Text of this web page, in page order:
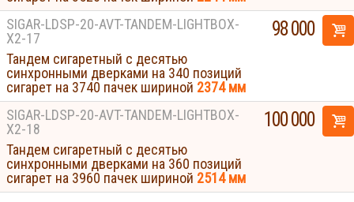
SIGAR-LDSP-20-AVT-TANDEM-LIGHTBOX-
Х2-17
Тандем сигаретный с десятью
синхронными дверками на 340 позиций
сигарет на 3740 пачек шириной 2374 мм
98 000
SIGAR-LDSP-20-AVT-TANDEM-LIGHTBOX-
Х2-18
Тандем сигаретный с десятью
синхронными дверками на 360 позиций
сигарет на 3960 пачек шириной 2514 мм
100 000